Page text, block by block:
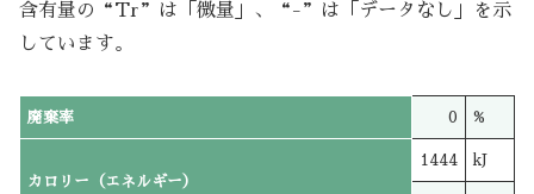
含有量の“Tr”は「微量」、“-”は「データなし」を示
しています。
廃棄率 0 %
カロリー（エネルギー）
1444 kJ